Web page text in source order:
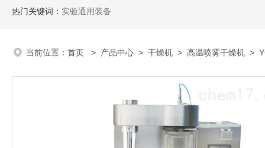
热门关键词： 实验通用装备
当前位置： 首页 > 产品中心 > 干燥机 > 高温喷雾干燥机 >